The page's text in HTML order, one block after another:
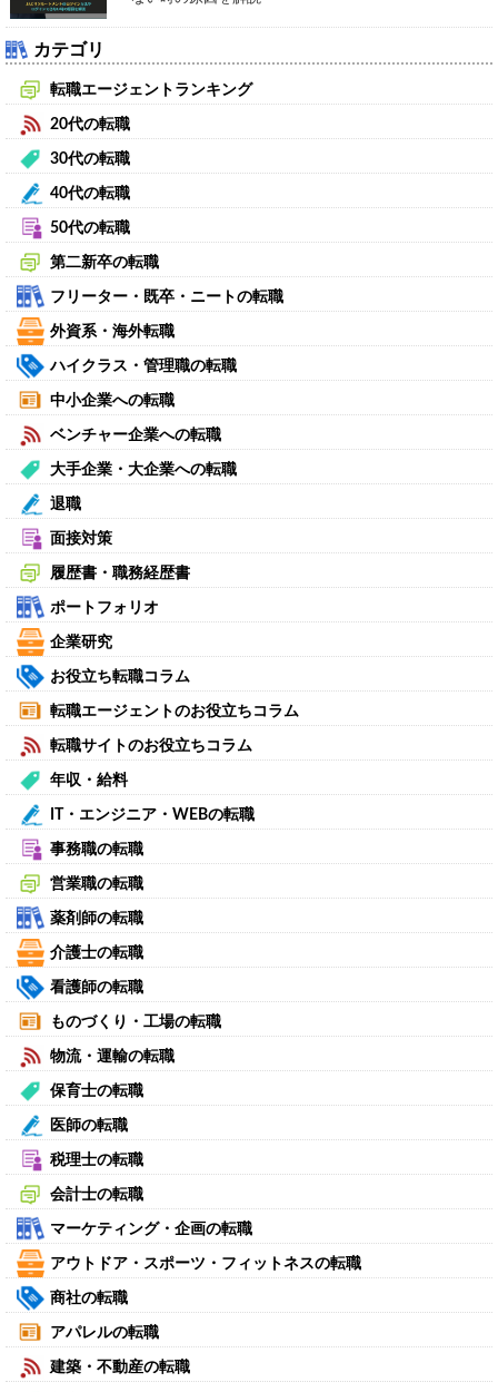
カテゴリ
転職エージェントランキング
20代の転職
30代の転職
40代の転職
50代の転職
第二新卒の転職
フリーター・既卒・ニートの転職
外資系・海外転職
ハイクラス・管理職の転職
中小企業への転職
ベンチャー企業への転職
大手企業・大企業への転職
退職
面接対策
履歴書・職務経歴書
ポートフォリオ
企業研究
お役立ち転職コラム
転職エージェントのお役立ちコラム
転職サイトのお役立ちコラム
年収・給料
IT・エンジニア・WEBの転職
事務職の転職
営業職の転職
薬剤師の転職
介護士の転職
看護師の転職
ものづくり・工場の転職
物流・運輸の転職
保育士の転職
医師の転職
税理士の転職
会計士の転職
マーケティング・企画の転職
アウトドア・スポーツ・フィットネスの転職
商社の転職
アパレルの転職
建築・不動産の転職